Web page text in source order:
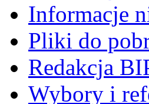
Informacje
Pliki do
Redakcja
Wybory i